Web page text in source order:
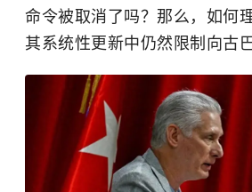
命令被取消了吗？那么，如何
其系统性更新中仍然限制向古